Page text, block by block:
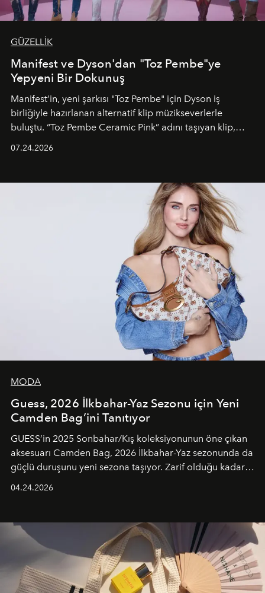
GÜZELLİK
Manifest ve Dyson'dan "Toz Pembe"ye
Yepyeni Bir Dokunuş
Manifest’in, yeni şarkısı "Toz Pembe" için Dyson iş
birliğiyle hazırlanan alternatif klip müzikseverlerle
buluştu. “Toz Pembe Ceramic Pink” adını taşıyan klip,
unsurlarından biri olarak öne çıkıyor.
07.24.2026
MODA
Guess, 2026 İlkbahar-Yaz Sezonu için Yeni
Camden Bag’ini Tanıtıyor
GUESS’in 2025 Sonbahar/Kış koleksiyonunun öne çıkan
aksesuarı Camden Bag, 2026 İlkbahar-Yaz sezonunda da
güçlü duruşunu yeni sezona taşıyor. Zarif olduğu kadar
04.24.2026